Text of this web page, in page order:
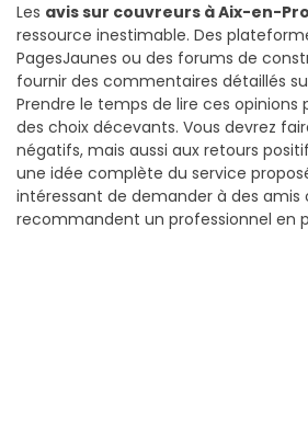
Les avis sur couvreurs à Aix-en-
ressource inestimable. Des
PagesJaunes ou des forums de
fournir des commentaires détaillés
Prendre le temps de lire ces opinions
des choix décevants. Vous devrez
négatifs, mais aussi aux retours
une idée complète du service
intéressant de demander à des amis
recommandent un professionnel en